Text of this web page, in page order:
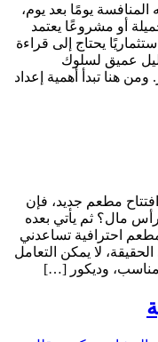
يومًا بعد يوم،
أو مشروعًا يعتمد
يحتاج إلى قراءة
عميق لسلوك
هنا تبدأ أهمية إعداد
مطعم جديد، فإن
مال؟ ثم يأتي بعده
احترافية تساعدني
لا يمكن التعامل
وديكور […]